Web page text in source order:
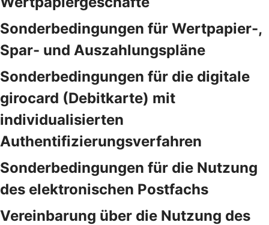
Sonderbedingungen für Wertpapier-,
Spar- und Auszahlungspläne
Sonderbedingungen für die digitale
girocard (Debitkarte) mit
individualisierten
Authentifizierungsverfahren
Sonderbedingungen für die Nutzung
des elektronischen Postfachs
Vereinbarung über die Nutzung des